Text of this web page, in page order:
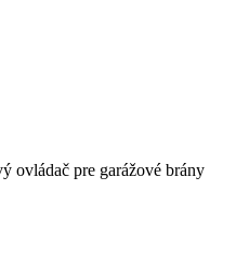
ovládač pre garážové brány